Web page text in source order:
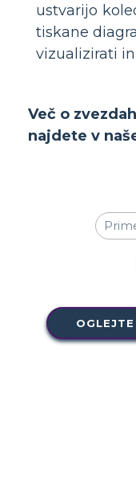
ustvarijo
tiskane
vizualizirati
Več o
najdete v